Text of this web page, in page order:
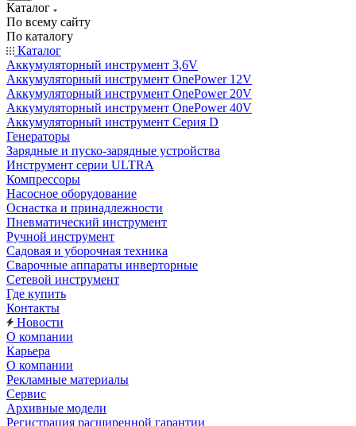
Каталог
По всему сайту
По каталогу
Каталог
Аккумуляторный инструмент 3,6V
Аккумуляторный инструмент OnePower 12V
Аккумуляторный инструмент OnePower 20V
Аккумуляторный инструмент OnePower 40V
Аккумуляторный инструмент Серия D
Генераторы
Зарядные и пуско-зарядные устройства
Инструмент серии ULTRA
Компрессоры
Насосное оборудование
Оснастка и принадлежности
Пневматический инструмент
Ручной инструмент
Садовая и уборочная техника
Сварочные аппараты инверторные
Сетевой инструмент
Где купить
Контакты
Новости
О компании
Карьера
О компании
Рекламные материалы
Сервис
Архивные модели
Регистрация расширенной гарантии